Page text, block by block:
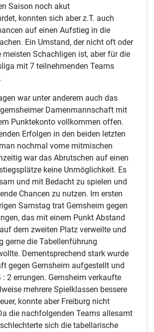
Saison noch akut
konnten sich aber z.T. auch
auf einen Aufstieg in die
Ein Umstand, der nicht oft oder
Schachligen ist, aber für die
mit 7 teilnehmenden Teams
war unter anderem auch das
Damenmannschaft mit
Punktekonto vollkommen offen.
Erfolgen in den beiden letzten
nochmal vorne mitmischen
war das Abrutschen auf einen
keine Unmöglichkeit. Es
und mit Bedacht zu spielen und
Chancen zu nutzen. Im ersten
Samstag trat Gernsheim gegen
das mit einem Punkt Abstand
dem zweiten Platz verweilte und
gerne die Tabellenführung
Dementsprechend stark wurde
gegen Gernsheim aufgestellt und
: 2 errungen. Gernsheim verkaufte
mehrere Spielklassen bessere
konnte aber Freiburg nicht
die nachfolgenden Teams allesamt
sich die tabellarische